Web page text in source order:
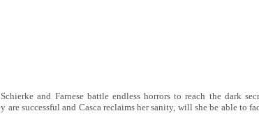
and Farnese battle endless horrors to reach the dark
successful and Casca reclaims her sanity, will she be able to